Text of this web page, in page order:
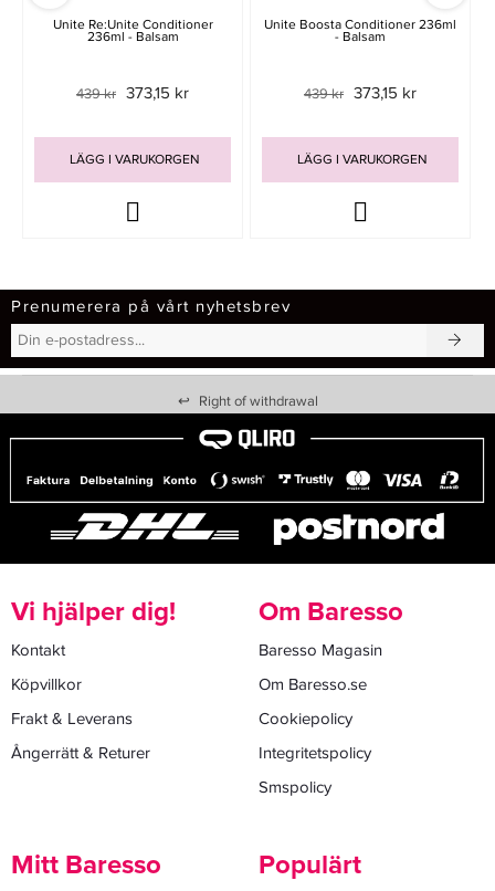
Unite Re:Unite Conditioner
236ml - Balsam
439 kr 373,15 kr
LÄGG I VARUKORGEN
Unite Boosta Conditioner 236ml
- Balsam
439 kr 373,15 kr
LÄGG I VARUKORGEN
Prenumerera på vårt nyhetsbrev
↩ Right of withdrawal
Vi hjälper dig!
Kontakt
Köpvillkor
Frakt & Leverans
Ångerrätt & Returer
Om Baresso
Baresso Magasin
Om Baresso.se
Cookiepolicy
Integritetspolicy
Smspolicy
Mitt Baresso Populärt